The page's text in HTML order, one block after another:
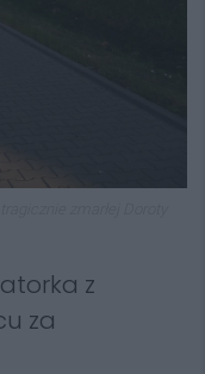
z
za